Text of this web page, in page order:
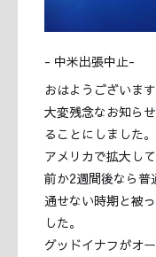
- 中米出張中止-
おはようございます
大変残念なお知ら
ることにしました
アメリカで拡大し
前か2週間後なら普
通せない時期と被
した。
グッドイナフがオ